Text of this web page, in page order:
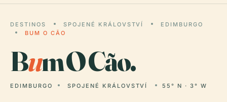
DESTINOS SPOJENÉ KRÁLOVSTVÍ
EDIMBURGO
BUM O CÃO
Bum O Cão.
EDIMBURGO SPOJENÉ KRÁLOVSTVÍ 55° N · 3° W